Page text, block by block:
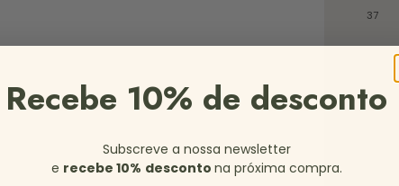
37
39
Recebe 10% de desconto
Subscreve a nossa newsletter
e recebe 10% desconto na próxima compra.